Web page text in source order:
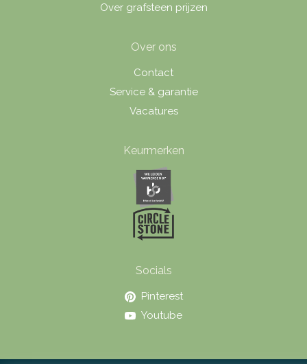
Over grafsteen prijzen
Over ons
Contact
Service & garantie
Vacatures
Keurmerken
Socials
Pinterest
Youtube